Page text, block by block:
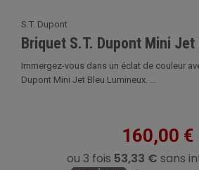
S.T. Dupont
Briquet S.T. Dupont Mini
Immergez-vous dans un éclat de couleur
Dupont Mini Jet Bleu Lumineux. ...
160,00 €